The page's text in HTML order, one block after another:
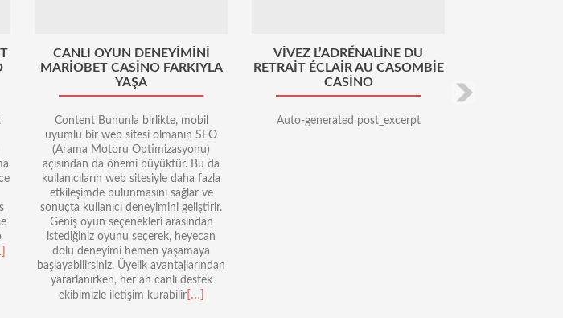
CANLI OYUN DENEYIMINI
MARIOBET CASINO FARKIYLA
YAŞA
Content Bununla birlikte, mobil
uyumlu bir web sitesi olmanın SEO
(Arama Motoru Optimizasyonu)
açısından da önemi büyüktür. Bu da
kullanıcıların web sitesiyle daha fazla
etkileşimde bulunmasını sağlar ve
sonuçta kullanıcı deneyimini geliştirir.
Geniş oyun seçenekleri arasından
istediğiniz oyunu seçerek, heyecan
dolu deneyimi hemen yaşamaya
başlayabilirsiniz. Üyelik avantajlarından
yararlanırken, her an canlı destek
ekibimizle iletişim kurabilir[…]
VIVEZ L’ADRÉNALINE DU
RETRAIT ÉCLAIR AU CASOMBIE
CASINO
Auto-generated post_excerpt